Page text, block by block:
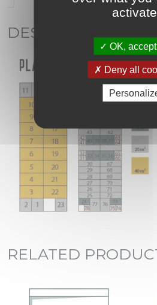
DESCRIPTION
RELATED
activate
OK,
Deny all